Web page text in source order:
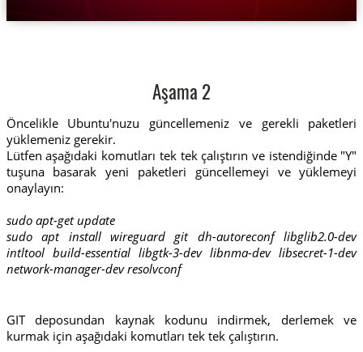
Aşama 2
Öncelikle Ubuntu'nuzu güncellemeniz ve gerekli paketleri
yüklemeniz gerekir.
Lütfen aşağıdaki komutları tek tek çalıştırın ve istendiğinde "Y"
tuşuna basarak yeni paketleri güncellemeyi ve yüklemeyi
onaylayın:
sudo apt-get update
sudo apt install wireguard git dh-autoreconf libglib2.0-dev
intltool build-essential libgtk-3-dev libnma-dev libsecret-1-dev
network-manager-dev resolvconf
GIT deposundan kaynak kodunu indirmek, derlemek ve
kurmak için aşağıdaki komutları tek tek çalıştırın.